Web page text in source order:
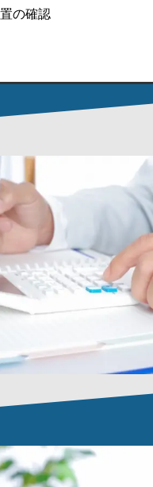
の確認